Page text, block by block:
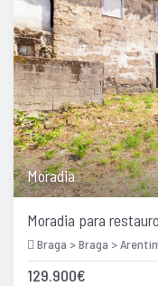
Moradia
Moradia para
Braga > Braga >
129.900€